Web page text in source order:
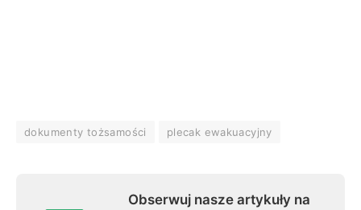
dokumenty tożsamości plecak ewakuacyjny
Obserwuj nasze artykuły na